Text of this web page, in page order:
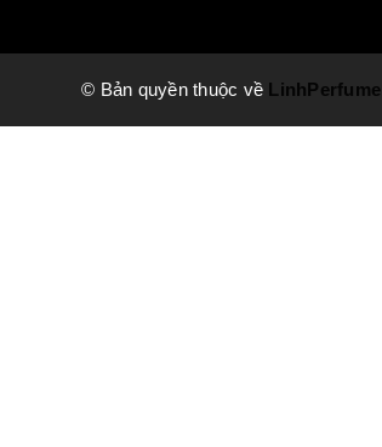
© Bản quyền thuộc về LinhPerfume